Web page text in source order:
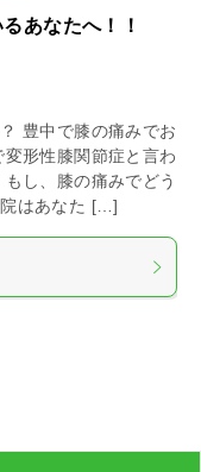
あなたへ！！
豊中で膝の痛みでお
形性膝関節症と言わ
し、膝の痛みでどう
院はあなた […]